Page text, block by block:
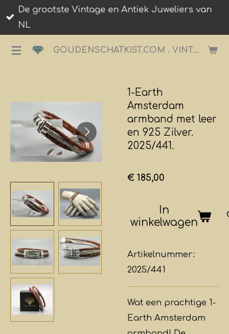
Ga
direct
de
GOUDENSCHATKIST.COM . VINTAGE JUWELIER.
De grootste Vintage en Antiek Juweliers van
NL
1-Earth
Amsterdam
armband met leer
en 925 Zilver.
2025/441.
€ 185,00
In
winkelwagen
Artikelnummer:
2025/441
Wat een prachtige 1-
Earth Amsterdam